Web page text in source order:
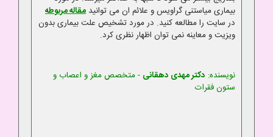
بیماری میاستنی گراویس و علائم ان می توانید مقاله مربوطه
در سایت را مطالعه کنید. در مورد تشخیص علت بیماری بدون
ویزیت و معاینه نمی توان اظهار نظری کرد.
نویسنده: دکتر مهدی دهقانی - متخصص مغز و اعصاب و
ستون فقرات